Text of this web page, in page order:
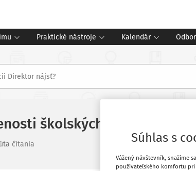
Praktické nástroje Kalendár
školských inšpektorov
čítania Súhlas s
Vážený návštevník, snažíme
používateľského komfortu